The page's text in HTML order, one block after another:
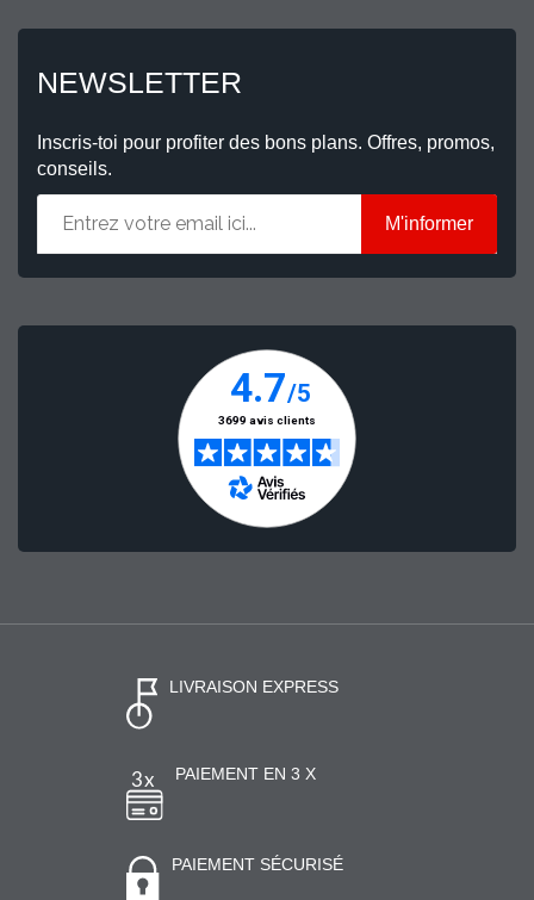
NEWSLETTER
Inscris-toi pour profiter des bons plans. Offres, promos,
conseils.
M'informer
LIVRAISON EXPRESS
PAIEMENT EN 3 X
PAIEMENT SÉCURISÉ